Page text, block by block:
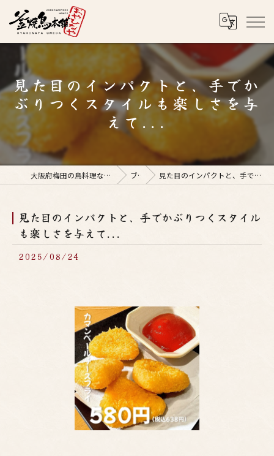
見た目のインパクトと、手でか
ぶりつくスタイルも楽しさを与
えて...
大阪府梅田の鳥料理なら釜焼鳥本舗おやひなや 梅田店 ブログ 見た目のインパクトと、手でかぶりつくスタイルも楽しさを与えて...
見た目のインパクトと、手でかぶりつくスタイル
も楽しさを与えて...
2025/08/24